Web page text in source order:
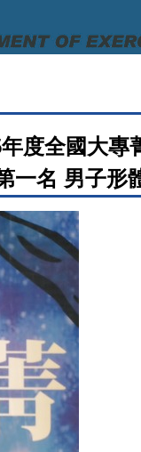
度全國大專
一名 男子形